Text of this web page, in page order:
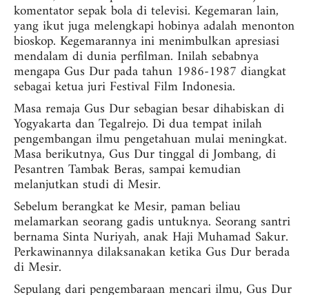
komentator sepak bola di televisi. Kegemaran lain,
yang ikut juga melengkapi hobinya adalah menonton
bioskop. Kegemarannya ini menimbulkan apresiasi
mendalam di dunia perfilman. Inilah sebabnya
mengapa Gus Dur pada tahun 1986-1987 diangkat
sebagai ketua juri Festival Film Indonesia.
Masa remaja Gus Dur sebagian besar dihabiskan di
Yogyakarta dan Tegalrejo. Di dua tempat inilah
pengembangan ilmu pengetahuan mulai meningkat.
Masa berikutnya, Gus Dur tinggal di Jombang, di
Pesantren Tambak Beras, sampai kemudian
melanjutkan studi di Mesir.
Sebelum berangkat ke Mesir, paman beliau
melamarkan seorang gadis untuknya. Seorang santri
bernama Sinta Nuriyah, anak Haji Muhamad Sakur.
Perkawinannya dilaksanakan ketika Gus Dur berada
di Mesir.
Sepulang dari pengembaraan mencari ilmu, Gus Dur